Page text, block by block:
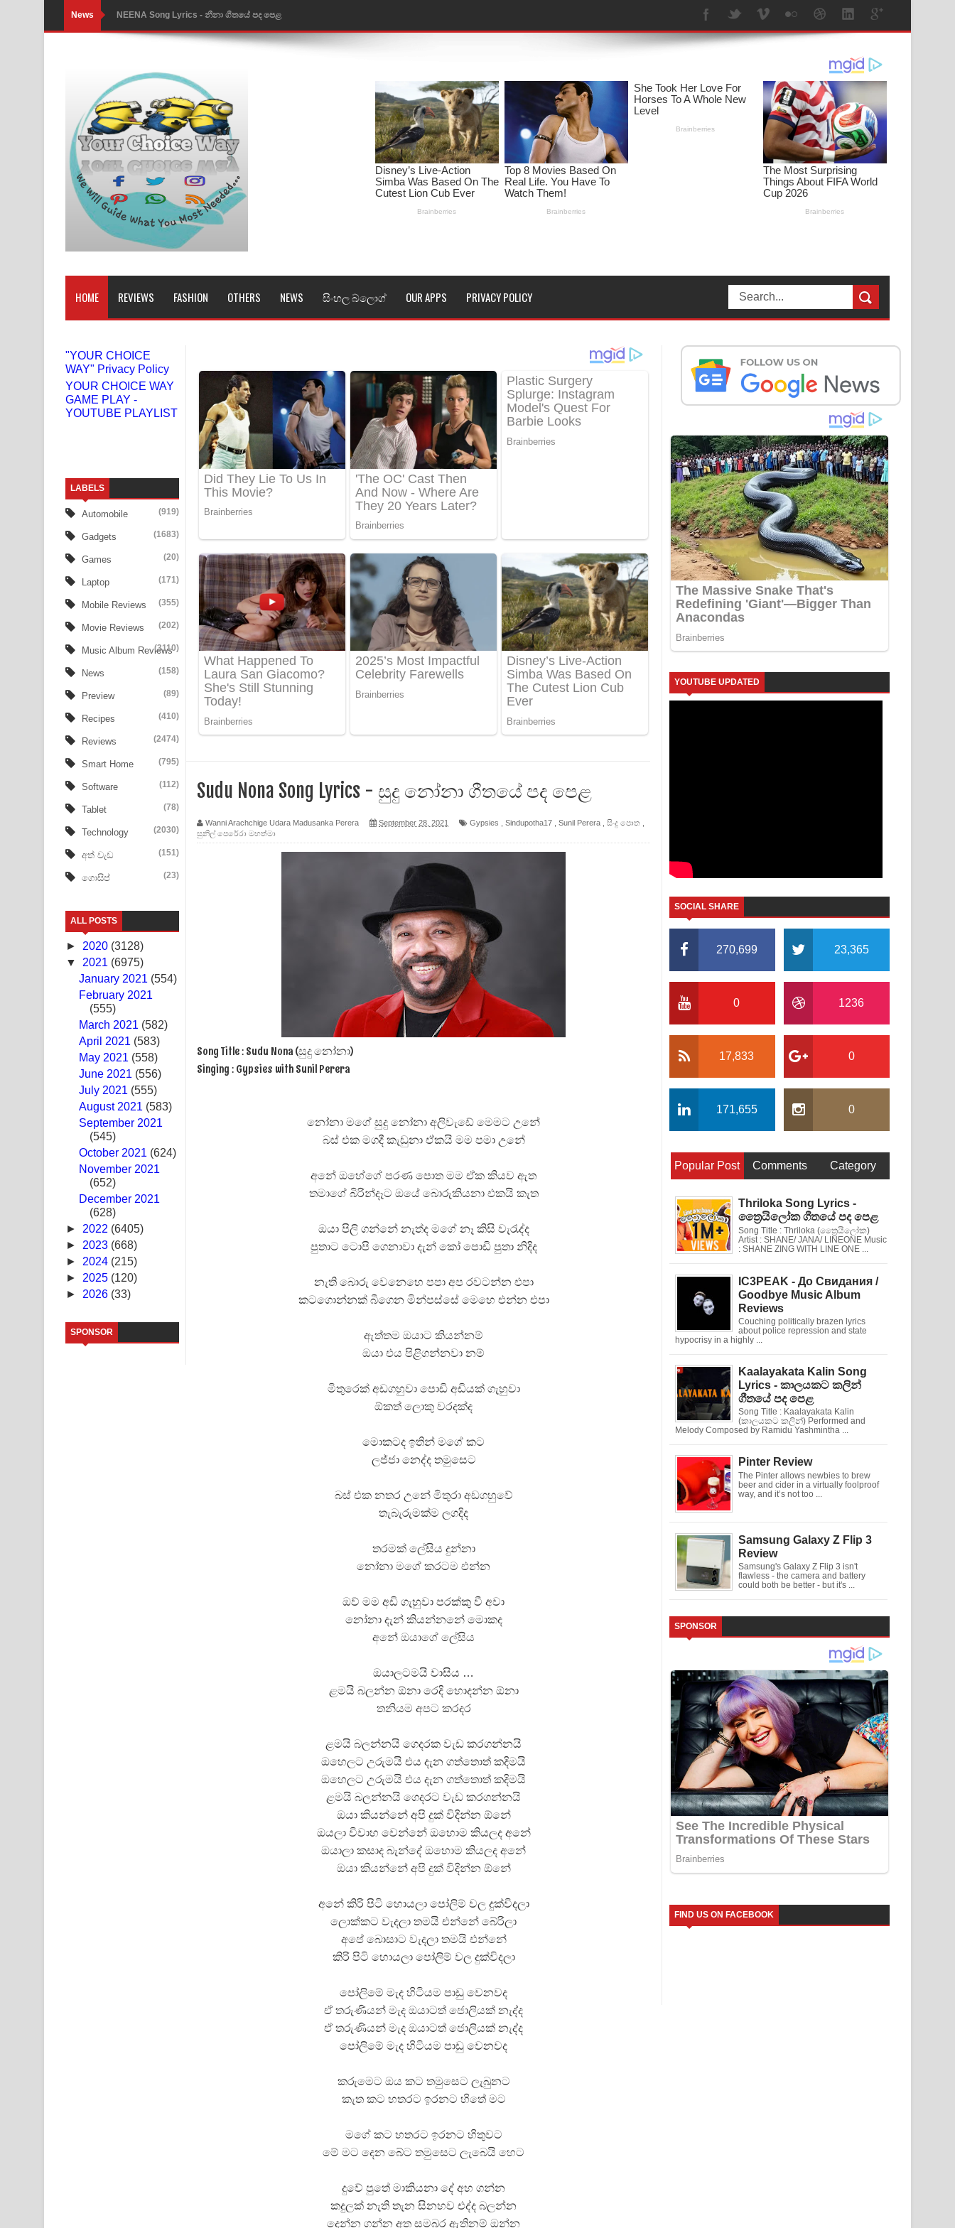
News NEENA Song Lyrics - නීනා ගීතයේ පද පෙළ
Ahimi Wimai Himi Song Lyrics - අහිමි විමයි හිමි ගීතයේ පද පෙළ
Mathaka Parana Song Lyrics - මතක පාරනා ගීතයේ පද පෙළ
Nimnadhen Song Lyrics - නිම්නාදෙන් ගීතයේ පද පෙළ
Obamai Mage Adare Song Lyrics - ඔබමයි මගේ ආදරේ ගීතයේ පද පෙළ
Pansal Gihin Song Lyrics - පන්සල් ගිහිං ගීතයේ පද පෙළ
Ankeliya Song Lyrics - අංකෙළිය ගීතයේ පද පෙළ
DEAR GOD Song Lyrics - ඩියර් ගෝඩ් ගීතයේ පද පෙළ
MANAMALA KATHA Song Lyrics - මනමාල කතා ගීතයේ පද පෙළ
Niwuna Numba Hinda Song Lyrics - නිවුනා නුඹ හින්දා ගීතයේ පද පෙළ
Numba Dun Aadare Song Lyrics - නුඹ දුන් ආදරේ ගීතයේ පද පෙළ
Liyamuda Dan Anagathe Song Lyrics - ලියමුද දැන් අනාගතේ ගීතයේ පද පෙළ
Doni Song Lyrics - දෝණි ගීතයේ පද පෙළ
Benthara Palame Song Lyrics - බෙන්තර පාලමේ ගීතයේ පද පෙළ
Adare Wadi Nisa Song Lyrics - ආදරේ වැඩි නිසා ගීතයේ පද පෙළ
UNUHUMA Song Lyrics - උණුහුම ගීතයේ පද පෙළ
Katakara Song Lyrics - කටකාර ගීතයේ පද පෙළ
Tharu Yaye Dilena Song Lyrics - තරු යායේ දිලෙනා ගීතයේ පද පෙළ
Ow Man Sosa Song Lyrics - ඔව් මං සෝසා ගීතයේ පද පෙළ
Heavy Weight Song Lyrics
Aye Lanweela Song Lyrics - ආයේ ලංවීලා ගීතයේ පද පෙළ
Ala purannata Song Lyrics - ආල පුරන්නට ගීතයේ පද පෙළ
FEVER DREAM Lyrics - Alex Warren
BTS : Hooligan Lyrics
Apa Hamuwee Song Lyrics - අප හමුවී ගීතයේ පද පෙළ
PATHINIYE Song Lyrics - පතිනියනේ ගීතයේ පද පෙළ
Sorry Sir Song Lyrics - සොරි සර් ගීතයේ පද පෙළ
Mathaka Aluthin Liyanna Song Lyrics - මතක අලුතින් ලියන්න ගීතයේ පද පෙළ
Sandak Awith Song Lyrics - සඳක් ඇවිත් ගීතයේ පද පෙළ
Swetha Sande Song Lyrics - ශ්වේත සඳේ ගීතයේ පද පෙළ
Ma Igili Giya Lyrics - මා ඉගිලී ගියා ගීතයේ පද පෙළ
Ras Balan Song Lyrics - රැස් බලන් ගීතයේ පද පෙළ
Hoda sihiyen Song Lyrics - හොද සිහියෙන් ගීතයේ පද පෙළ
Awanken Song Lyrics - අවංකෙන් ගීතයේ පද පෙළ
Pa Sina Song Lyrics - පෑ සිනා ගීතයේ පද පෙළ
Pemwanthiye Song Lyrics - පෙම්වන්තියේ ගීතයේ පද පෙළ
Akahe Indala Song Lyrics - ආකාහේ ඉඳලා ගීතයේ පද පෙළ
Raawaya Song Lyrics - රාවය ගීතයේ පද පෙළ
Saddeta Denna Song Lyrics - සද්දෙට දෙන්න ගීතයේ පද පෙළ
Sandata Duka Hithila Song Lyrics - සඳට දුක හිතිලා ගීතයේ පද පෙළ
HOME REVIEWS FASHION OTHERS NEWS සිංහල බ්ලොග් OUR APPS PRIVACY POLICY
"YOUR CHOICE
WAY" Privacy Policy
YOUR CHOICE WAY
GAME PLAY -
YOUTUBE PLAYLIST
LABELS
Automobile (919)
Gadgets (1683)
Games (20)
Laptop (171)
Mobile Reviews (355)
Movie Reviews (202)
Music Album Reviews
(3110)
News (158)
Preview (89)
Recipes (410)
Reviews (2474)
Smart Home (795)
Software (112)
Tablet (78)
Technology (2030)
අත් වැඩ (151)
ගොසිප් (23)
ALL POSTS
► 2020 (3128)
▼ 2021 (6975)
January 2021 (554)
February 2021
(555)
March 2021 (582)
April 2021 (583)
May 2021 (558)
June 2021 (556)
July 2021 (555)
August 2021 (583)
September 2021
(545)
October 2021 (624)
November 2021
(652)
December 2021
(628)
► 2022 (6405)
► 2023 (668)
► 2024 (215)
► 2025 (120)
► 2026 (33)
SPONSOR
Sudu Nona Song Lyrics - සුදු නෝනා ගීතයේ පද පෙළ
Wanni Arachchige Udara Madusanka Perera September 28, 2021 Gypsies Sindupotha17 Sunil Perera සිංදු පොත
සුනිල් පෙරේරා මහත්මා
Song Title : Sudu Nona (සුදු නෝනා)
Singing : Gypsies with Sunil Perera
නෝනා මගේ සුදු නෝනා අලිවැඩේ මෙමට උනේ
බස් එක මගදී කැඩුනා ඒකයි මම පමා උනේ
අනේ ඔහේගේ පරණ පොත මම ඒක කියව ඇත
තමාගේ බිරින්දෑට ඔයේ බොරුකියනා එකයි කැත
ඔයා පිලි ගන්නේ නැත්ද මගේ නෑ කිසි වැරැද්ද
පුතාට ටොපි ගෙනාවා දැන් කෝ පොඩි පුතා නිදිද
නැති බොරු වෙනෙහෙ පපා අප රවටන්න එපා
කටගොන්නක් බීගෙන මින්පස්සේ මෙහෙ එන්න එපා
ඇත්තම ඔයාට කියන්නම්
ඔයා එය පිළිගන්නවා නම්
මිතුරෙක් අඩගහුවා පොඩි අඩියක් ගැහුවා
ඕකත් ලොකු වරදක්ද
මොකටද ඉතින් මගේ කට
ලජ්ජා නෙද්ද තමුසෙට
බස් එක නතර උනේ මිතුරා අඩගහුවේ
තැබැරුමක්ම ලගදිද
තරමක් ලේසිය දුන්නා
නෝනා මගේ කරටම එන්න
ඔව් මම අඩි ගැහුවා පරක්කු වී අවා
නෝනා දැන් කියන්නනේ මොකද
අනේ ඔයාගේ ලේසිය
ඔයාලටමයි වාසිය …
ළමයි බලන්න ඕනා රෙදි හොදන්න ඕනා
තනියම අපට කරදර
ළමයි බලන්නයි ගෙදරක වැඩ කරගන්නයි
ඔහෙලට උරුමයි එය දැන ගත්තොත් කදිමයි
ඔහෙලට උරුමයි එය දැන ගත්තොත් කදිමයි
ළමයි බලන්නයි ගෙදරට වැඩ කරගන්නයි
ඔයා කියන්නේ අපි දුක් විදින්න ඕනේ
ඔයලා විවාහ වෙන්නේ ඔහොම කියලද අනේ
ඔයාලා කසාද බැන්දේ ඔහොම කියලද අනේ
ඔයා කියන්නේ අපි දුක් විදින්න ඕනේ
අනේ කිරි පිටි හොයලා පෝලිම් වල දුක්විදලා
ලොක්කට වැදලා තමයි එන්නේ බේරිලා
අපේ බොසාට වැදලා තමයි එන්නේ
කිරි පිටි හොයලා පෝලිම් වල දුක්විදලා
පෝලිමේ මැද හිටියම පාඩු වෙනවද
ඒ තරුණියන් මැද ඔයාටත් ජොලියක් නැද්ද
ඒ තරුණියන් මැද ඔයාටත් ජොලියක් නැද්ද
පෝලිමේ මැද හිටියම පාඩු වෙනවද
කරුමෙට ඔය කට තමුසෙට ලැබුනට
කැත කට හතරට ඉරනට හිතේ මට
මගේ කට හතරට ඉරනට හිතුවට
මේ මට දෙන බේට තමුසෙට ලැබෙයි හෙට
දුවේ පුතේ මාකියනා දේ අහ ගන්න
කදුලක් නැති තැන සිනහව එද්ද බලන්න
දෙන්න ගන්න අත සමබර ඇතිනම් ඔන්න
YOUTUBE UPDATED
SOCIAL SHARE
270,699 23,365
0 1236
17,833 0
171,655 0
Popular Post Comments Category
Thriloka Song Lyrics -
ත්‍රෛයිලෝක ගීතයේ පද පෙළ
Song Title : Thriloka (ත්‍රෛයිලෝක)
Artist : SHANE/ JANA/ LINEONE Music
: SHANE ZING WITH LINE ONE ...
IC3PEAK - До Свидания /
Goodbye Music Album
Reviews
Couching politically brazen lyrics
about police repression and state
hypocrisy in a highly ...
Kaalayakata Kalin Song
Lyrics - කාලයකට කලින්
ගීතයේ පද පෙළ
Song Title : Kaalayakata Kalin
(කාලයකට කලින්) Performed and
Melody Composed by Ramidu Yashmintha ...
Pinter Review
The Pinter allows newbies to brew
beer and cider in a virtually foolproof
way, and it’s not too ...
Samsung Galaxy Z Flip 3
Review
Samsung's Galaxy Z Flip 3 isn't
flawless - the camera and battery
could both be better - but it's ...
SPONSOR
FIND US ON FACEBOOK